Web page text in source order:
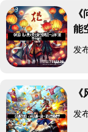
能
发
发